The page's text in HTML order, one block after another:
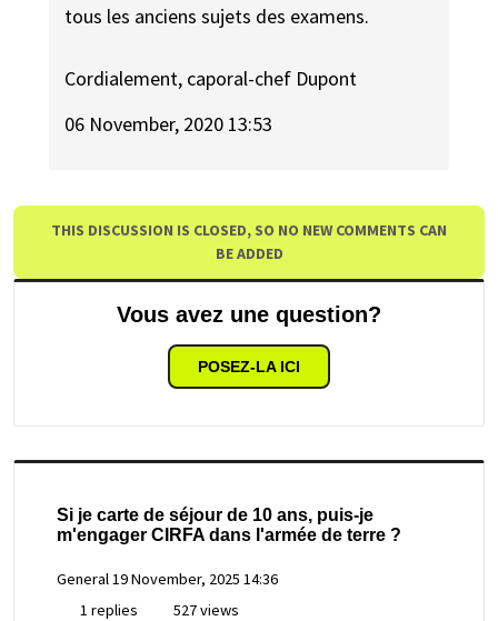
tous les anciens sujets des examens.
Cordialement, caporal-chef Dupont
06 November, 2020 13:53
THIS DISCUSSION IS CLOSED, SO NO NEW COMMENTS CAN
BE ADDED
Vous avez une question?
POSEZ-LA ICI
Si je carte de séjour de 10 ans, puis-je
m'engager CIRFA dans l'armée de terre ?
General19 November, 2025 14:36
1 replies
527 views